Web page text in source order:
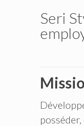
Seri